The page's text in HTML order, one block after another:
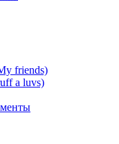
friends)
a luvs)